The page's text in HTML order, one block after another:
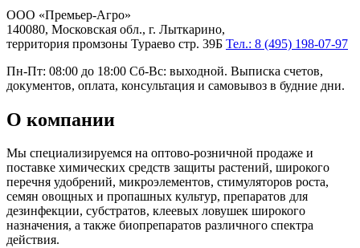
ООО «Премьер-Агро»
140080, Московская обл., г. Лыткарино,
территория промзоны Тураево стр. 39Б Тел.: 8 (495) 198-07-97
Пн-Пт: 08:00 до 18:00 Сб-Вс: выходной. Выписка счетов,
документов, оплата, консультация и самовывоз в будние дни.
О компании
Мы специализируемся на оптово-розничной продаже и
поставке химических средств защиты растений, широкого
перечня удобрений, микроэлементов, стимуляторов роста,
семян овощных и пропашных культур, препаратов для
дезинфекции, субстратов, клеевых ловушек широкого
назначения, а также биопрепаратов различного спектра
действия.